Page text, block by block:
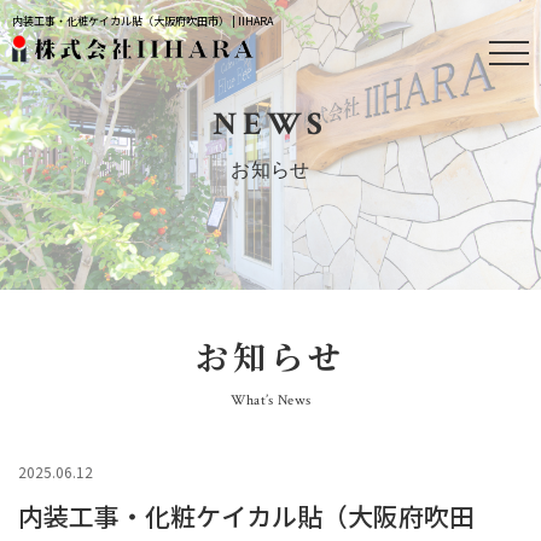
内装工事・化粧ケイカル貼（大阪府吹田市） | IIHARA
NEWS
お知らせ
お知らせ
What’s News
2025.06.12
内装工事・化粧ケイカル貼（大阪府吹田